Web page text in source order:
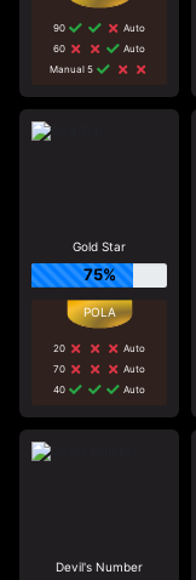
90
Auto
60
Auto
Manual 5
Gold Star
75%
20
Auto
70
Auto
40
Auto
Devil's Number